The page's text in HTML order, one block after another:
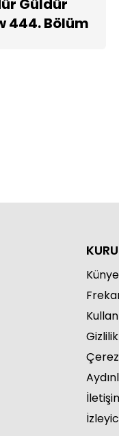
Kadın 2!
Güldür
444. Bölüm
Künye